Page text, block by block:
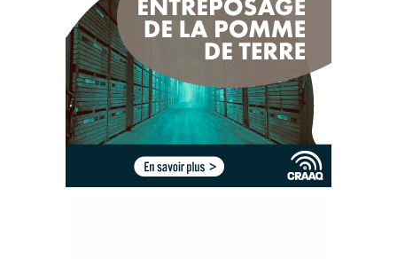
Guide pour réaliser son
jardin alimentaire sur le toit
Publié par Alternatives / projet Des jardins sur les toits